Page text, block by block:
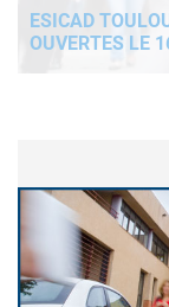
ESICAD
OUVERTES LE